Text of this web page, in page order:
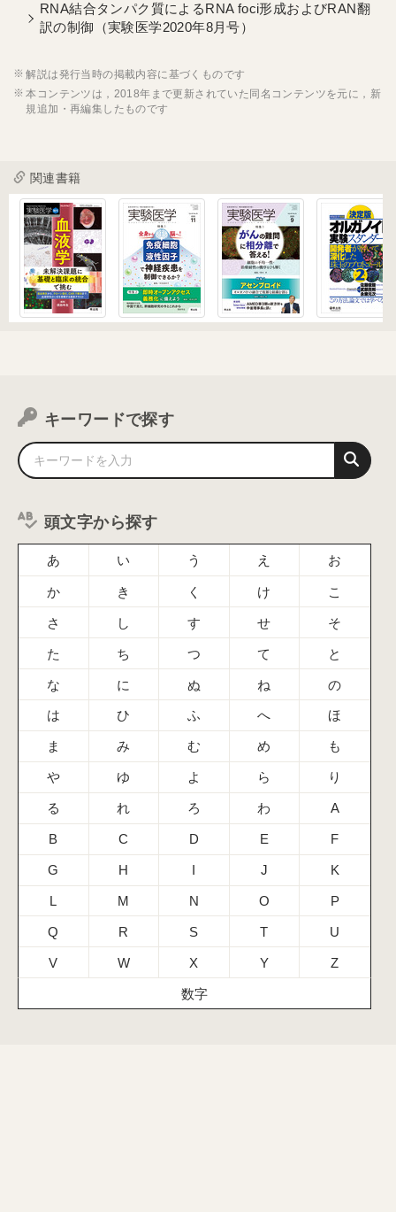
RNA結合タンパク質によるRNA foci形成およびRAN翻
訳の制御（実験医学2020年8月号）
解説は発行当時の掲載内容に基づくものです
本コンテンツは，2018年まで更新されていた同名コンテンツを元に，新
規追加・再編集したものです
関連書籍
キーワードで探す
頭文字から探す
あ い う え お
か き く け こ
さ し す せ そ
た ち つ て と
な に ぬ ね の
は ひ ふ へ ほ
ま み む め も
や ゆ よ ら り
る れ ろ わ A
B C D E F
G H I J K
L M N O P
Q R S T U
V W X Y Z
数字